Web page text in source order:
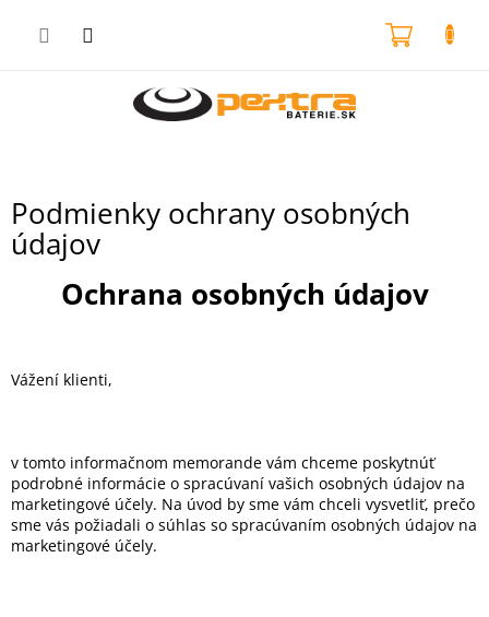
Podmienky ochrany osobných
údajov
Ochrana osobných údajov
Vážení klienti,
v tomto informačnom memorande vám chceme poskytnúť
podrobné informácie o spracúvaní vašich osobných údajov na
marketingové účely. Na úvod by sme vám chceli vysvetliť, prečo
sme vás požiadali o súhlas so spracúvaním osobných údajov na
marketingové účely.